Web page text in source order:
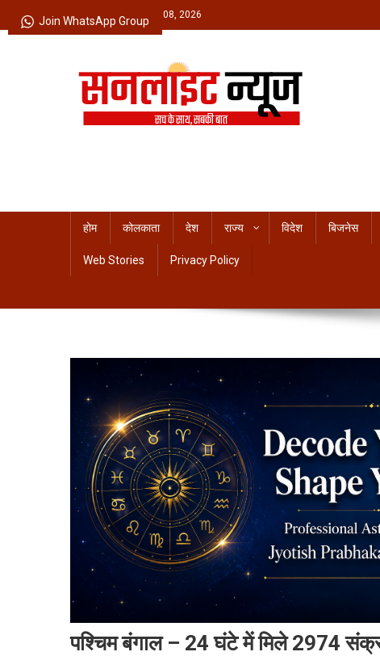
to
Saturday, August 08, 2026
होम कोलकाता देश राज्य विदेश बिजनेस
Web Stories Privacy Policy
पश्चिम बंगाल – 24 घंटे में मिले 2974
Join WhatsApp Group